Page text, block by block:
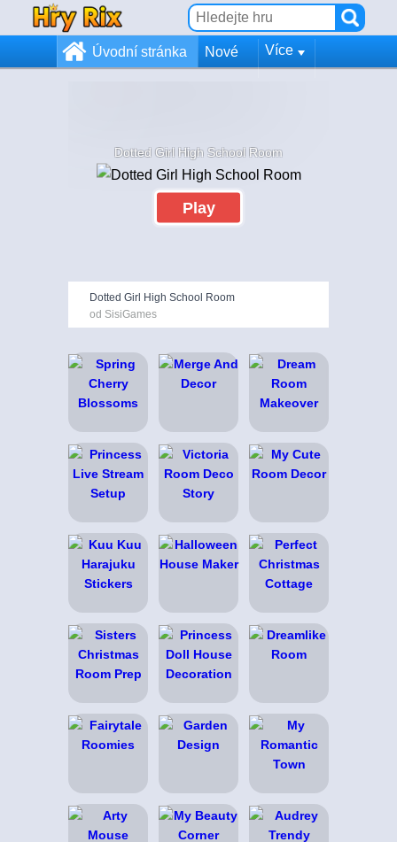
Úvodní stránka Nové Více
Dotted Girl High School Room
Play
Dotted Girl High School Room
od SisiGames